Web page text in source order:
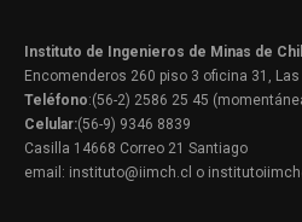
Instituto de Ingenieros de Minas de
Encomenderos 260 piso 3 oficina 31, Las
Teléfono:(56-2) 2586 25 45
Celular:(56-9) 9346 8839
Casilla 14668 Correo 21 Santiago
email: instituto@iimch.cl o